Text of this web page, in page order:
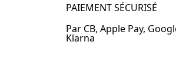
PAIEMENT SÉCURISÉ
Par CB, Apple Pay,
Klarna